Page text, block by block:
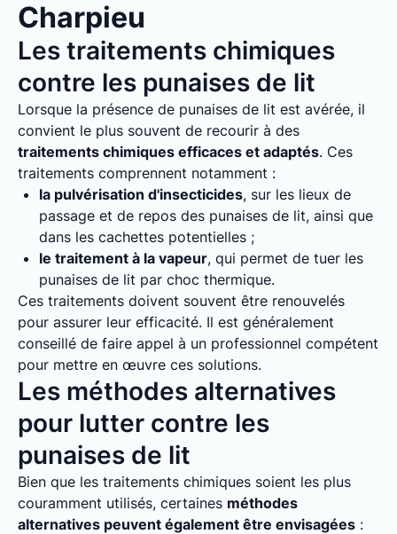
Charpieu
Les traitements chimiques
contre les punaises de lit
Lorsque la présence de punaises de lit est avérée, il
convient le plus souvent de recourir à des
traitements chimiques efficaces et adaptés. Ces
traitements comprennent notamment :
la pulvérisation d'insecticides, sur les lieux de
passage et de repos des punaises de lit, ainsi que
dans les cachettes potentielles ;
le traitement à la vapeur, qui permet de tuer les
punaises de lit par choc thermique.
Ces traitements doivent souvent être renouvelés
pour assurer leur efficacité. Il est généralement
conseillé de faire appel à un professionnel compétent
pour mettre en œuvre ces solutions.
Les méthodes alternatives
pour lutter contre les
punaises de lit
Bien que les traitements chimiques soient les plus
couramment utilisés, certaines méthodes
alternatives peuvent également être envisagées :